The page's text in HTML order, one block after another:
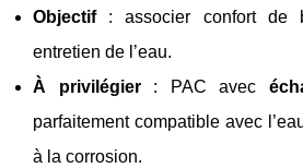
Objectif: associer confort de
entretien de l’eau.
À privilégier: PAC avec
parfaitement compatible avec
à la corrosion.